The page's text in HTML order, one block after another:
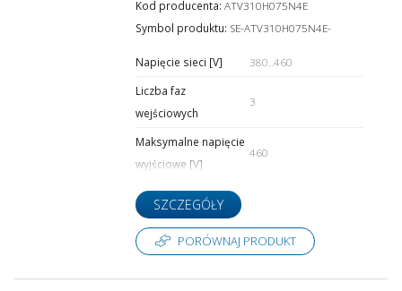
Kod producenta:ATV310H075N4E
Symbol produktu: SE-ATV310H075N4E-
Napięcie sieci [V]
380..460
Liczba faz
wejściowych
3
Maksymalne napięcie
wyjściowe [V]
460
SZCZEGÓŁY
PORÓWNAJ PRODUKT